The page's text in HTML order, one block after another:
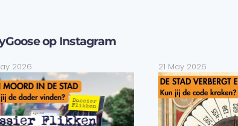
op Instagram
2026 21 May 2026